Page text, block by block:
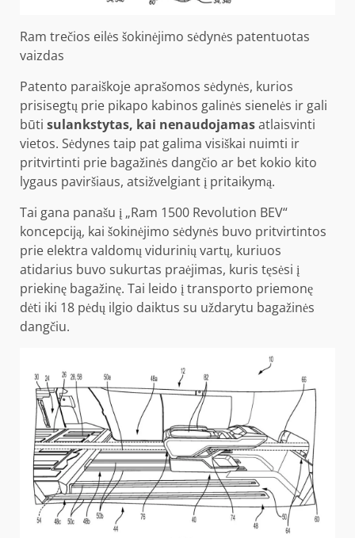
Ram trečios eilės šokinėjimo sėdynės patentuotas
vaizdas
Patento paraiškoje aprašomos sėdynės, kurios
prisisegtų prie pikapo kabinos galinės sienelės ir gali
būti sulankstytas, kai nenaudojamasatlaisvinti
vietos. Sėdynes taip pat galima visiškai nuimti ir
pritvirtinti prie bagažinės dangčio ar bet kokio kito
lygaus paviršiaus, atsižvelgiant į pritaikymą.
Tai gana panašu į „Ram 1500 Revolution BEV“
koncepciją, kai šokinėjimo sėdynės buvo pritvirtintos
prie elektra valdomų vidurinių vartų, kuriuos
atidarius buvo sukurtas praėjimas, kuris tęsėsi į
priekinę bagažinę. Tai leido į transporto priemonę
dėti iki 18 pėdų ilgio daiktus su uždarytu bagažinės
dangčiu.